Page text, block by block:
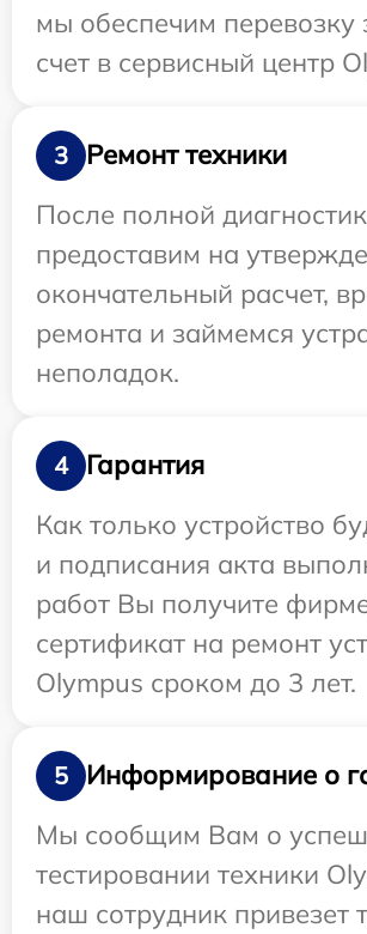
мы обеспечим перевозку
счет в сервисный центр
3
Ремонт техники
После полной
предоставим на
окончательный расчет,
ремонта и займемся
неполадок.
4
Гарантия
Как только устройство
и подписания акта
работ Вы получите
сертификат на ремонт
Olympus сроком до 3 лет.
5
Информирование о
Мы сообщим Вам о
тестировании техники
наш сотрудник привезет